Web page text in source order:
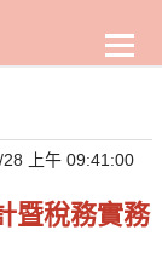
上午 09:41:00
暨稅務實務